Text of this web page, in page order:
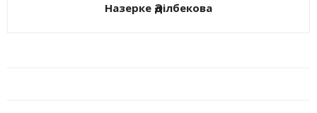
Назерке Әділбекова